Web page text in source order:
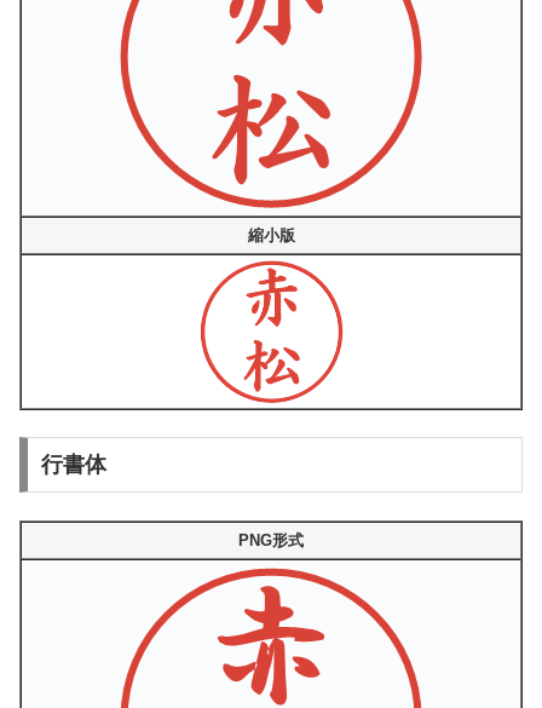
縮小版
行書体
PNG形式